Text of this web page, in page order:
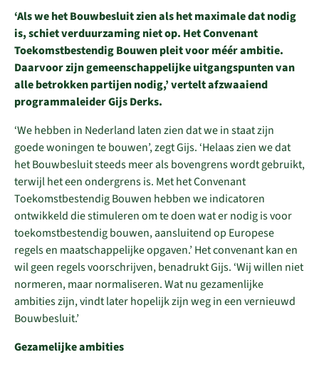
‘Als we het Bouwbesluit zien als het maximale dat nodig
is, schiet verduurzaming niet op. Het Convenant
Toekomstbestendig Bouwen pleit voor méér ambitie.
Daarvoor zijn gemeenschappelijke uitgangspunten van
alle betrokken partijen nodig,’ vertelt afzwaaiend
programmaleider Gijs Derks.
‘We hebben in Nederland laten zien dat we in staat zijn
goede woningen te bouwen’, zegt Gijs. ‘Helaas zien we dat
het Bouwbesluit steeds meer als bovengrens wordt gebruikt,
terwijl het een ondergrens is. Met het Convenant
Toekomstbestendig Bouwen hebben we indicatoren
ontwikkeld die stimuleren om te doen wat er nodig is voor
toekomstbestendig bouwen, aansluitend op Europese
regels en maatschappelijke opgaven.’ Het convenant kan en
wil geen regels voorschrijven, benadrukt Gijs. ‘Wij willen niet
normeren, maar normaliseren. Wat nu gezamenlijke
ambities zijn, vindt later hopelijk zijn weg in een vernieuwd
Bouwbesluit.’
Gezamelijke ambities